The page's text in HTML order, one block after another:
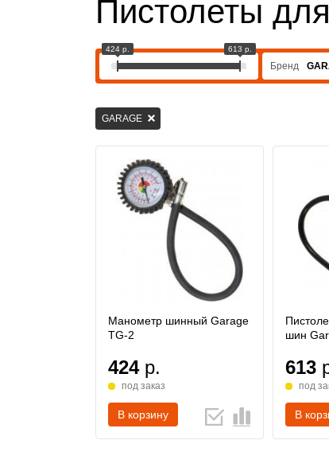
Пистолеты
424 р. 613 р.
Бренд
GARAGE
Манометр шинный Garage
TG-2
424р.
под заказ
В корзину
шин
613
под
В